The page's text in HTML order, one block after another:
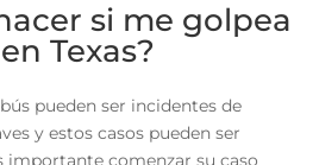
si me golpea
Texas?
pueden ser incidentes de
y estos casos pueden ser
importante comenzar su caso